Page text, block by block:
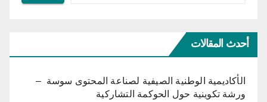
أحدث المقالات
الأكاديمية الوطنية الصيفية لصناعة المحتوى سوسة –
ورشة تكوينية حول الحوكمة التشاركية